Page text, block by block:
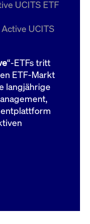
UCITS ETF
UCITS
“-ETFs tritt
ETF-Markt
langjährige
bis